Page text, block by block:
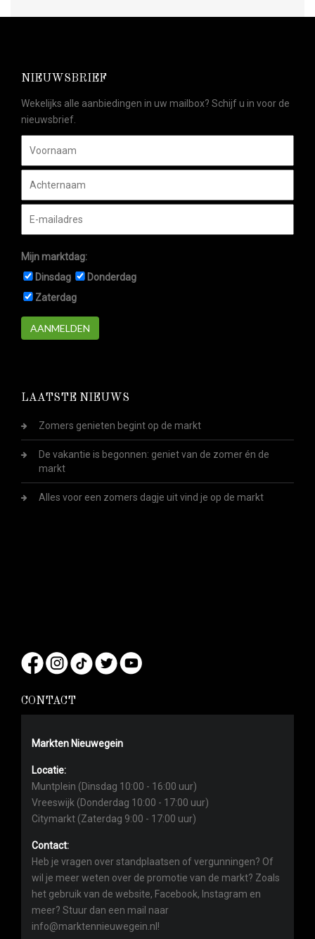
NIEUWSBRIEF
Wekelijks alle aanbiedingen in uw mailbox? Schijf u in voor de
nieuwsbrief.
Mijn marktdag:
Dinsdag
Donderdag
Zaterdag
AANMELDEN
LAATSTE NIEUWS
Zomers genieten begint op de markt
De vakantie is begonnen: geniet van de zomer én de
markt
Alles voor een zomers dagje uit vind je op de markt
CONTACT
Markten Nieuwegein
Locatie:
Muntplein (Dinsdag 10:00 - 16:00 uur)
Vreeswijk (Donderdag 10:00 - 17:00 uur)
Citymarkt (Zaterdag 9:00 - 17:00 uur)
Contact:
Heb je vragen over standplaatsen of vergunningen? Of
wil je meer weten over de promotie van de markt? Zoals
het gebruik van de website, Facebook, Instagram en
meer? Stuur dan een mail naar
info@marktennieuwegein.nl!